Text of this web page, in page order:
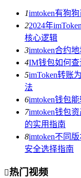
1imtoken有狗
22024年
核心逻辑
3imtoken合约
4IM钱包如何
5imToken转账
法
6imtoken钱包
7imtoken钱包
的实用指南
8imtoken不同
安全选择指南
热门视频